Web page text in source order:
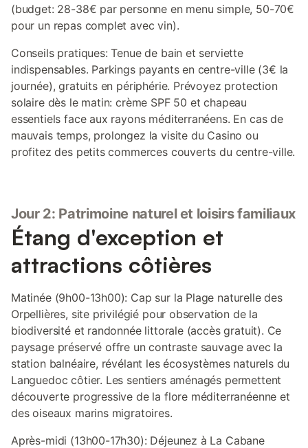
(budget: 28-38€ par personne en menu simple, 50-70€
pour un repas complet avec vin).
Conseils pratiques: Tenue de bain et serviette
indispensables. Parkings payants en centre-ville (3€ la
journée), gratuits en périphérie. Prévoyez protection
solaire dès le matin: crème SPF 50 et chapeau
essentiels face aux rayons méditerranéens. En cas de
mauvais temps, prolongez la visite du Casino ou
profitez des petits commerces couverts du centre-ville.
Jour 2: Patrimoine naturel et loisirs familiaux
Étang d'exception et
attractions côtières
Matinée (9h00-13h00): Cap sur la Plage naturelle des
Orpellières, site privilégié pour observation de la
biodiversité et randonnée littorale (accès gratuit). Ce
paysage préservé offre un contraste sauvage avec la
station balnéaire, révélant les écosystèmes naturels du
Languedoc côtier. Les sentiers aménagés permettent
découverte progressive de la flore méditerranéenne et
des oiseaux marins migratoires.
Après-midi (13h00-17h30): Déjeunez à La Cabane